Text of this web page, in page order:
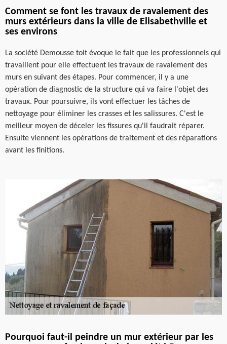
Comment se font les travaux de ravalement des
murs extérieurs dans la ville de Elisabethville et
ses environs
La société Demousse toit évoque le fait que les professionnels qui
travaillent pour elle effectuent les travaux de ravalement des
murs en suivant des étapes. Pour commencer, il y a une
opération de diagnostic de la structure qui va faire l'objet des
travaux. Pour poursuivre, ils vont effectuer les tâches de
nettoyage pour éliminer les crasses et les salissures. C'est le
meilleur moyen de déceler les fissures qu'il faudrait réparer.
Ensuite viennent les opérations de traitement et des réparations
avant les finitions.
Pourquoi faut-il peindre un mur extérieur par les